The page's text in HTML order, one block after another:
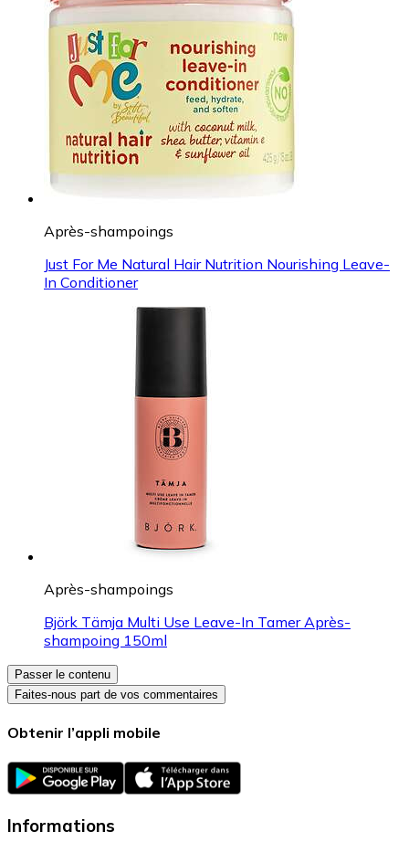
Après-shampoings
Just For Me Natural Hair Nutrition Nourishing Leave-
In Conditioner
Après-shampoings
Björk Tämja Multi Use Leave-In Tamer Après-
shampoing 150ml
Passer le contenu
Faites-nous part de vos commentaires
Obtenir l’appli mobile
Informations